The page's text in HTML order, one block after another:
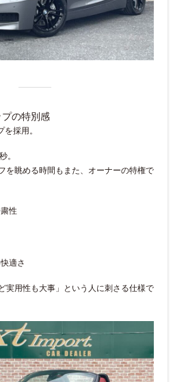
の特別感
採用。
。
を眺める時間もまた、オーナーの特権で
性
適さ
実用性も大事」という人に刺さる仕様で